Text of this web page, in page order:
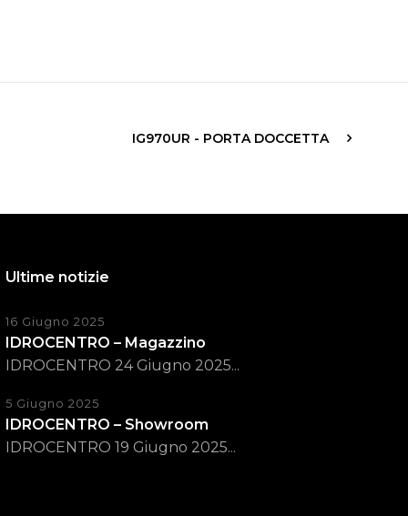
IG970UR - PORTA DOCCETTA
Ultime notizie
16 Giugno 2025
IDROCENTRO – Magazzino
IDROCENTRO 24 Giugno 2025...
5 Giugno 2025
IDROCENTRO – Showroom
IDROCENTRO 19 Giugno 2025...